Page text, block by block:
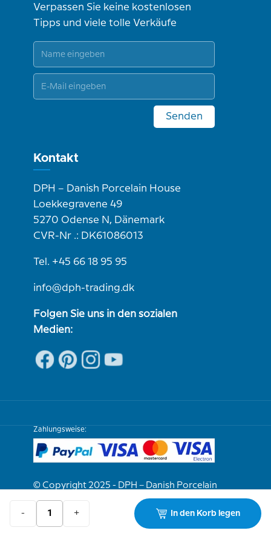
- + In den Korb legen
Verpassen Sie keine kostenlosen
Tipps und viele tolle Verkäufe
Senden
Kontakt
DPH – Danish Porcelain House
Loekkegravene 49
5270 Odense N, Dänemark
CVR-Nr .: DK61086013
Tel. +45 66 18 95 95
info@dph-trading.dk
Folgen Sie uns in den sozialen
Medien:
Zahlungsweise:
© Copyright 2025 - DPH – Danish Porcelain